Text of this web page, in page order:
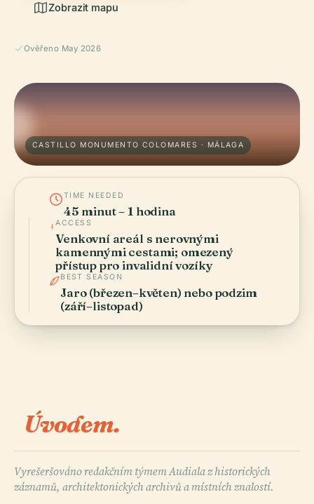
Zobrazit mapu
Ověřeno May 2026
CASTILLO MONUMENTO COLOMARES · MÁLAGA
TIME NEEDED
45 minut – 1 hodina
ACCESS
Venkovní areál s nerovnými
kamennými cestami; omezený
přístup pro invalidní vozíky
BEST SEASON
Jaro (březen–květen) nebo podzim
(září–listopad)
Úvodem.
Vyrešeršováno redakčním týmem Audiala z historických
záznamů, architektonických archivů a místních znalostí.